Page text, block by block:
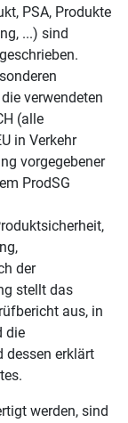
PSA, Produkte
...) sind
verwendeten
(alle
in Verkehr
vorgegebener
ProdSG
der
stellt das
aus, in
die
dessen erklärt
werden, sind